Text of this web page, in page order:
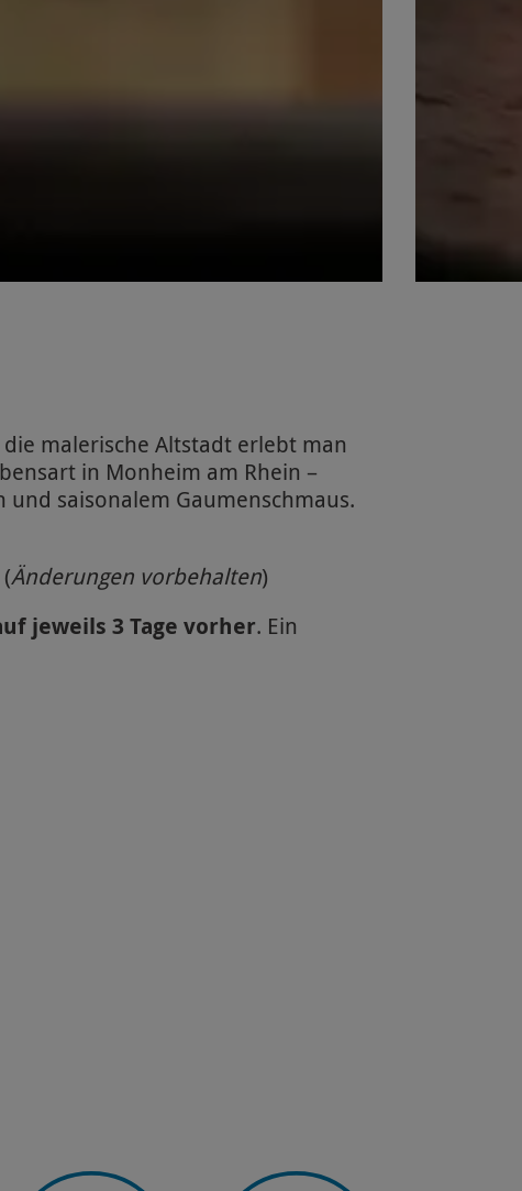
malerische Altstadt erlebt man
in Monheim am Rhein –
saisonalem Gaumenschmaus.
Änderungen vorbehalten)
jeweils 3 Tage vorher. Ein